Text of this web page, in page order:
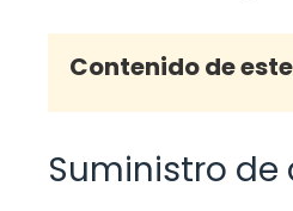
Contenido de
Suministro